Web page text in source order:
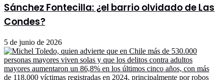
Sánchez Fontecilla: ¿el barrio olvidado de Las
Condes?
5 de junio de 2026